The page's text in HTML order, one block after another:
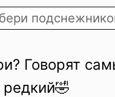
Говорят